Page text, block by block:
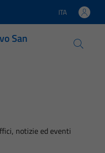
Lingua attiva:
ITA
San
notizie ed eventi